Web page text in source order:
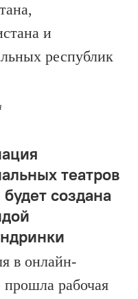
и
республик
театров
создана
в онлайн-
прошла рабочая